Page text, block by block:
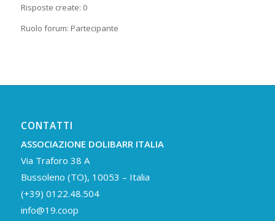
Risposte create: 0
Ruolo forum: Partecipante
CONTATTI
ASSOCIAZIONE DOLIBARR ITALIA
Via Traforo 38 A
Bussoleno (TO), 10053 – Italia
(+39) 0122.48.504
info@19.coop